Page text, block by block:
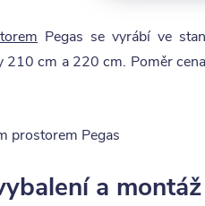
Pegas se vyrábí ve
210 cm a 220 cm. Poměr
a